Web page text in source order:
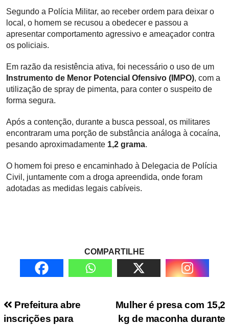
Segundo a Polícia Militar, ao receber ordem para deixar o
local, o homem se recusou a obedecer e passou a
apresentar comportamento agressivo e ameaçador contra
os policiais.
Em razão da resistência ativa, foi necessário o uso de um
Instrumento de Menor Potencial Ofensivo (IMPO), com a
utilização de spray de pimenta, para conter o suspeito de
forma segura.
Após a contenção, durante a busca pessoal, os militares
encontraram uma porção de substância análoga à cocaína,
pesando aproximadamente 1,2 grama.
O homem foi preso e encaminhado à Delegacia de Polícia
Civil, juntamente com a droga apreendida, onde foram
adotadas as medidas legais cabíveis.
COMPARTILHE
Navegação de PostMulher é presa com 15,2
kg de maconha durante
Prefeitura abre
inscrições para